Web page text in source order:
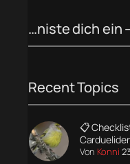
…niste dich ein
Recent Topics
📋
Von Konni